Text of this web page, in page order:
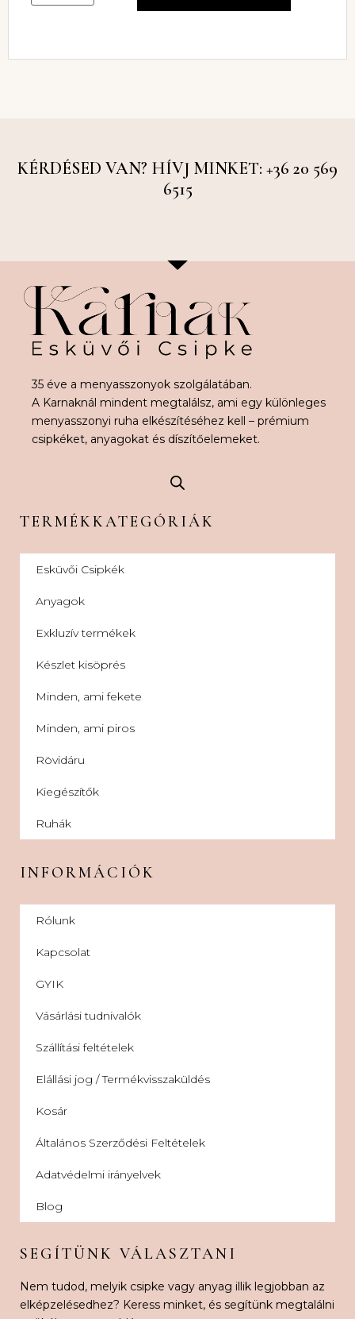
KÉRDÉSED VAN? HÍVJ MINKET: +36 20 569
6515
35 éve a menyasszonyok szolgálatában.
A Karnaknál mindent megtalálsz, ami egy különleges
menyasszonyi ruha elkészítéséhez kell – prémium
csipkéket, anyagokat és díszítőelemeket.
TERMÉKKATEGÓRIÁK
Esküvői Csipkék
Anyagok
Exkluzív termékek
Készlet kisöprés
Minden, ami fekete
Minden, ami piros
Rövidáru
Kiegészítők
Ruhák
INFORMÁCIÓK
Rólunk
Kapcsolat
GYIK
Vásárlási tudnivalók
Szállítási feltételek
Elállási jog / Termékvisszaküldés
Kosár
Általános Szerződési Feltételek
Adatvédelmi irányelvek
Blog
SEGÍTÜNK VÁLASZTANI
Nem tudod, melyik csipke vagy anyag illik legjobban az
elképzelésedhez? Keress minket, és segítünk megtalálni